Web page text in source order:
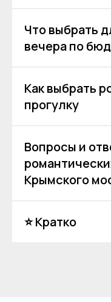
Что выбрать
вечера по
Как выбрать
прогулку
Вопросы и
Крымского
⭐ Кратко
Политика обработки
Пользовательское